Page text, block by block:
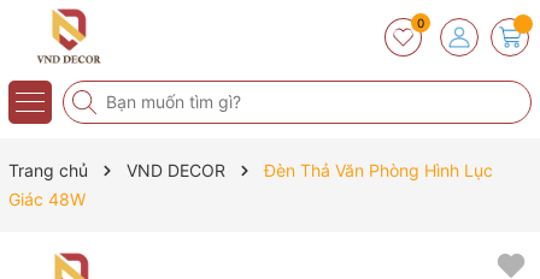
0
Trang chủ VND DECOR
Đèn Thả Văn Phòng Hình Lục
Giác 48W